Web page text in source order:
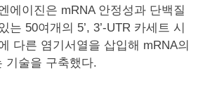
에이진은 mRNA 안정성과 단백질
는 50여개의 5’, 3’-UTR 카세트 시
다른 염기서열을 삽입해 mRNA의
기술을 구축했다.